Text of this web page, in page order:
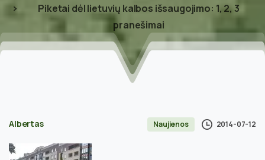
Piketai dėl lietuvių kalbos išsaugojimo: 1, 2, 3
pranešimai
Albertas Naujienos 2014-07-12